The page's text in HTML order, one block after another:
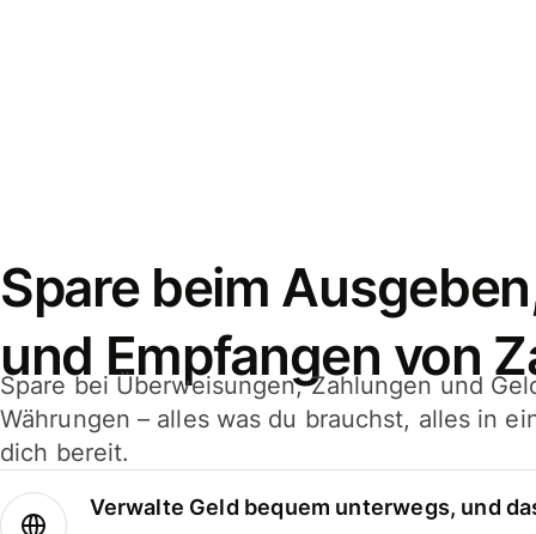
Spare beim
und Empfangen von
Spare bei Überweisungen, Zahlungen und
Währungen – alles was du brauchst, alles in
dich bereit.
Verwalte Geld bequem unterwegs, und